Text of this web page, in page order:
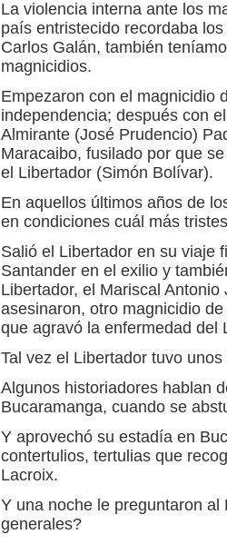
La violencia interna ante los
país entristecido recordaba
Carlos Galán, también
magnicidios.
Empezaron con el magnicidio
independencia; después con
Almirante (José Prudencio)
Maracaibo, fusilado por que
el Libertador (Simón Bolívar).
En aquellos últimos años de
en condiciones cuál más
Salió el Libertador en su viaje
Santander en el exilio y
Libertador, el Mariscal
asesinaron, otro magnicidio
que agravó la enfermedad del
Tal vez el Libertador tuvo
Algunos historiadores hablan
Bucaramanga, cuando se
Y aprovechó su estadía en
contertulios, tertulias que
Lacroix.
Y una noche le preguntaron al
generales?